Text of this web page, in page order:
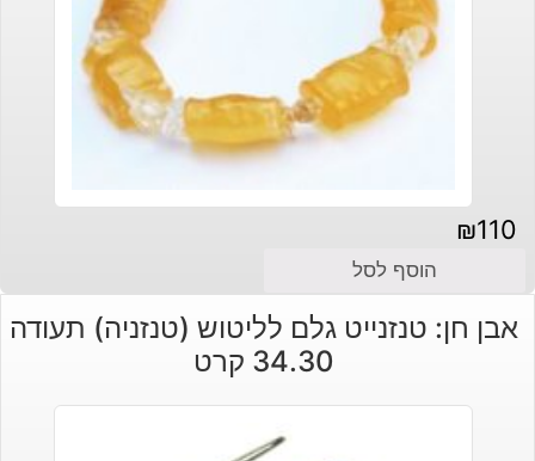
₪110
הוסף לסל
אבן חן: טנזנייט גלם לליטוש (טנזניה) תעודה
34.30 קרט